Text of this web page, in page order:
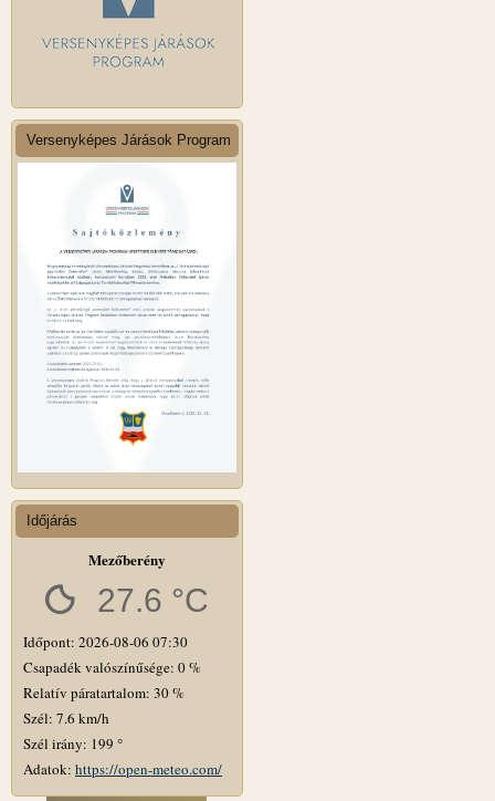
Versenyképes Járások Program
Időjárás
Mezőberény
27.6 °C
Időpont: 2026-08-06 07:30
Csapadék valószínűsége: 0 %
Relatív páratartalom: 30 %
Szél: 7.6 km/h
Szél irány: 199 °
Adatok: https://open-meteo.com/